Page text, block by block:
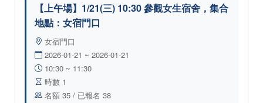
【上午場】1/21(三) 10:30 參觀女生宿舍，集合
地點：女宿門口
女宿門口
2026-01-21 ~ 2026-01-21
10:30 ~ 11:30
時數 1
名額 35 / 已報名 38